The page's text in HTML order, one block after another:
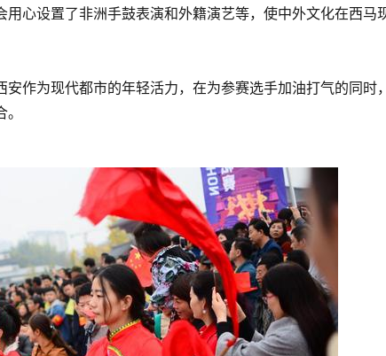
心设置了非洲手鼓表演和外籍演艺等，使中外文化在西马
作为现代都市的年轻活力，在为参赛选手加油打气的同时